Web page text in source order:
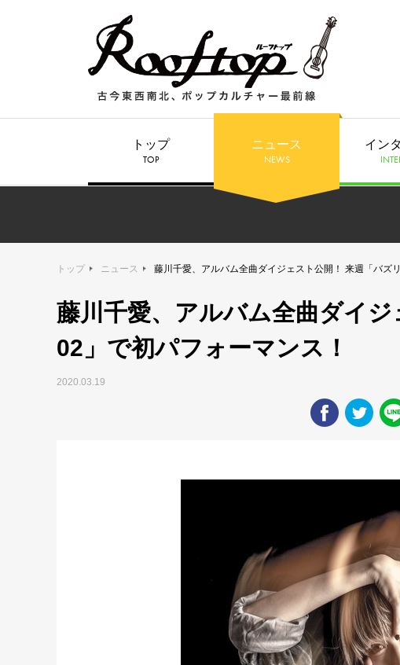
トップ
TOP
ニュース
NEWS
イン
トップ ニュース 藤川千愛、アルバム全曲ダイジェスト公開！ 来週「バズ
藤川千愛、アルバム全曲ダイ
02」で初パフォーマンス！
2020.03.19